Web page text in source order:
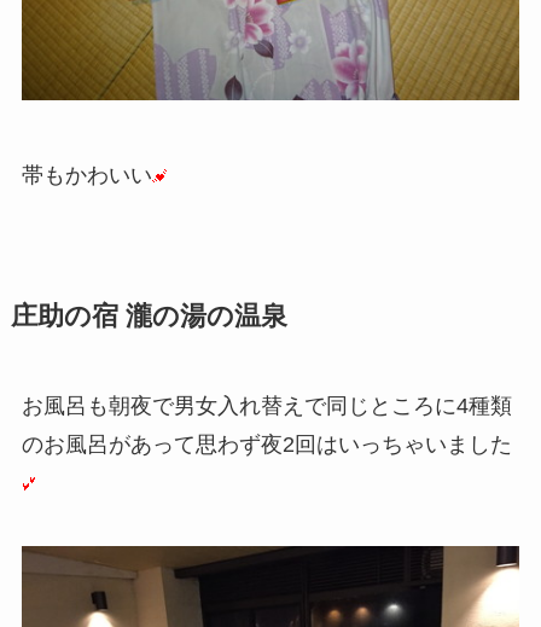
帯もかわいい
庄助の宿 瀧の湯の温泉
お風呂も朝夜で男女入れ替えで同じところに4種類
のお風呂があって思わず夜2回はいっちゃいました